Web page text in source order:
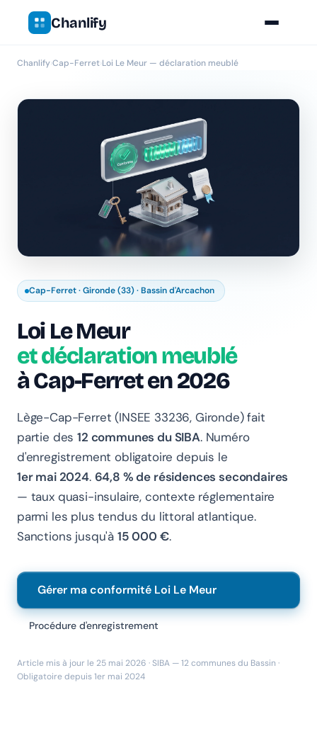
Chanlify
Chanlify›Cap-Ferret›Loi Le Meur — déclaration meublé
Cap-Ferret · Gironde (33) · Bassin d'Arcachon
Loi Le Meur
et déclaration meublé
à Cap-Ferret en 2026
Lège-Cap-Ferret (INSEE 33236, Gironde) fait
partie des12 communes du SIBA. Numéro
d'enregistrement obligatoire depuis le
1er mai 2024. 64,8 % de résidences secondaires
— taux quasi-insulaire, contexte réglementaire
parmi les plus tendus du littoral atlantique.
Sanctions jusqu'à 15 000 €.
Gérer ma conformité Loi Le Meur
Procédure d'enregistrement
Article mis à jour le 25 mai 2026 · SIBA — 12 communes du Bassin ·
Obligatoire depuis 1er mai 2024
Chanlify Assistant
En ligne · Online
Bonjour 👋 Je suis l'assistant Chanlify. Comment puis-
je vous aider ?
Hello! I'm the Chanlify assistant. How can I help?